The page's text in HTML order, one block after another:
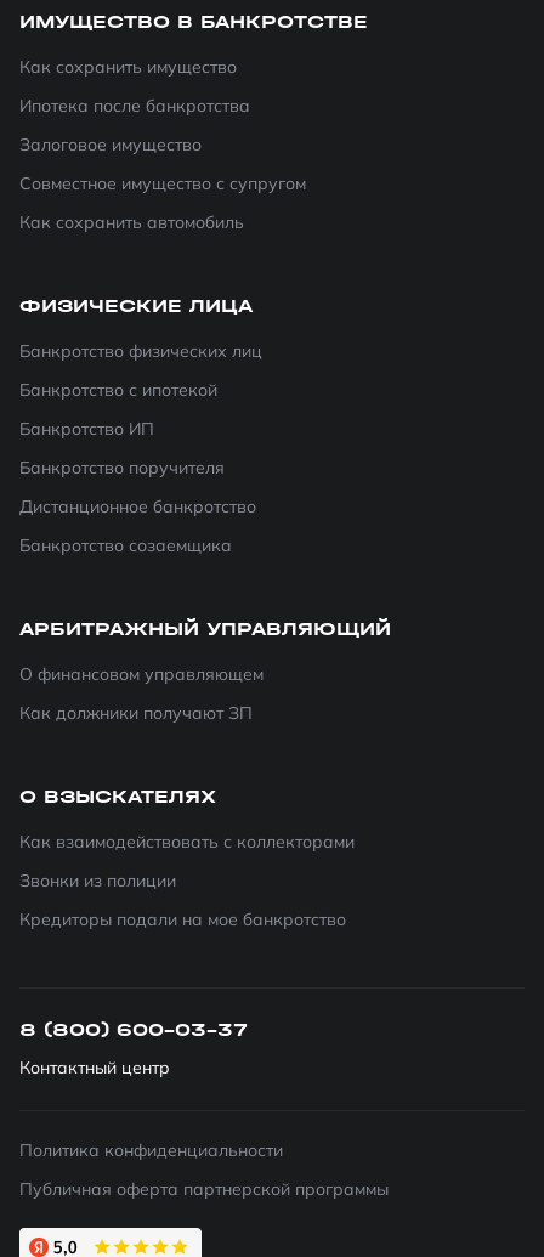
ИМУЩЕСТВО В БАНКРОТСТВЕ
Как сохранить имущество
Ипотека после банкротства
Залоговое имущество
Совместное имущество с супругом
Как сохранить автомобиль
ФИЗИЧЕСКИЕ ЛИЦА
Банкротство физических лиц
Банкротство с ипотекой
Банкротство ИП
Банкротство поручителя
Дистанционное банкротство
Банкротство созаемщика
АРБИТРАЖНЫЙ УПРАВЛЯЮЩИЙ
О финансовом управляющем
Как должники получают ЗП
О ВЗЫСКАТЕЛЯХ
Как взаимодействовать с коллекторами
Звонки из полиции
Кредиторы подали на мое банкротство
8 (800) 600-03-37
Контактный центр
Политика конфиденциальности
Публичная оферта партнерской программы